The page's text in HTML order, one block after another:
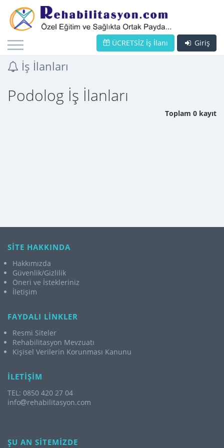
Giriş
ÜCRETSİZ İş İlanı
İş İlanları
Podolog İş İlanları
Toplam 0 kayıt
SİTE HAKKINDA
Hakkımızda
Güvenlik/Gizlilik
Öneri ve İstekleriniz
İletişim
FAYDALI LİNKLER
Resmi Siteler
Rehabilitasyon Mevzuatı
Kişisel Verilerin Korunması Kanunu
İLETİŞİM
TEL: 0850 420 27 04
info
rehabilitasyon.com
ŞU AN SİTEMİZDE